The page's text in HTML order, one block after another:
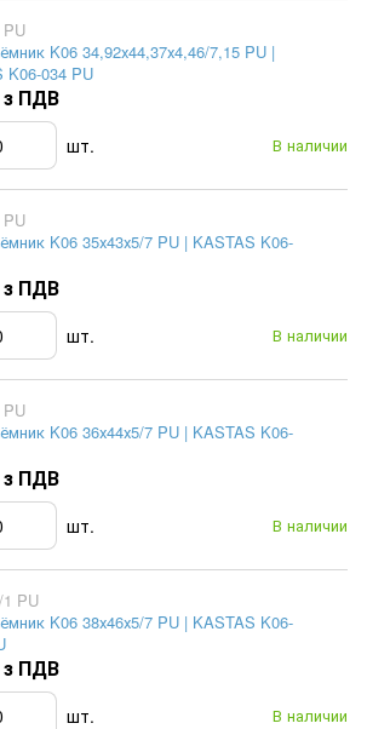
PU
K06 34,92х44,37х4,46/7,15 PU |
K06-034 PU
В наличии
з ПДВ
шт.
PU
K06 35х43х5/7 PU | KASTAS K06-
В наличии
з ПДВ
шт.
PU
K06 36х44х5/7 PU | KASTAS K06-
В наличии
з ПДВ
шт.
1 PU
K06 38х46х5/7 PU | KASTAS K06-
В наличии
з ПДВ
шт.